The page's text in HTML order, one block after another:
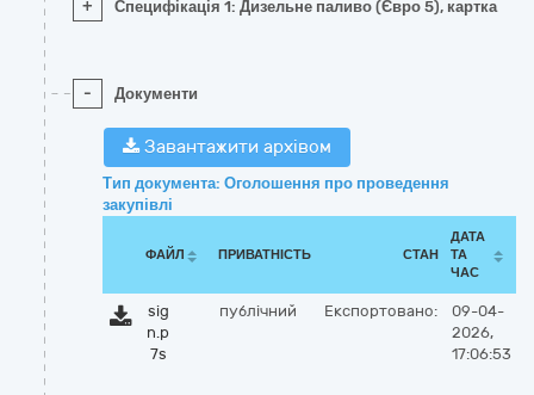
+ Специфікація 1: Дизельне паливо (Євро 5), картка
- Документи
Завантажити архівом
Тип документа: Оголошення про проведення
закупівлі
ФАЙЛ ПРИВАТНІСТЬ СТАН
ДАТА
ТА
ЧАС
sig
n.p
7s
публічний Експортовано:
09-04-
2026,
17:06:53